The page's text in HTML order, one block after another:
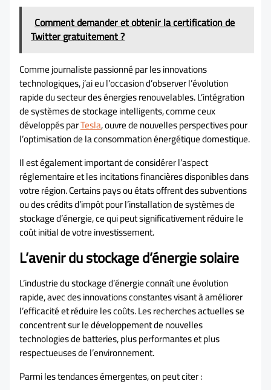
Comment demander et obtenir la certification de
Twitter gratuitement ?
Comme journaliste passionné par les innovations
technologiques, j’ai eu l’occasion d’observer l’évolution
rapide du secteur des énergies renouvelables. L’intégration
de systèmes de stockage intelligents, comme ceux
développés parTesla, ouvre de nouvelles perspectives pour
l’optimisation de la consommation énergétique domestique.
Il est également important de considérer l’aspect
réglementaire et les incitations financières disponibles dans
votre région. Certains pays ou états offrent des subventions
ou des crédits d’impôt pour l’installation de systèmes de
stockage d’énergie, ce qui peut significativement réduire le
coût initial de votre investissement.
L’avenir du stockage d’énergie solaire
L’industrie du stockage d’énergie connaît une évolution
rapide, avec des innovations constantes visant à améliorer
l’efficacité et réduire les coûts. Les recherches actuelles se
concentrent sur le développement de nouvelles
technologies de batteries, plus performantes et plus
respectueuses de l’environnement.
Parmi les tendances émergentes, on peut citer :